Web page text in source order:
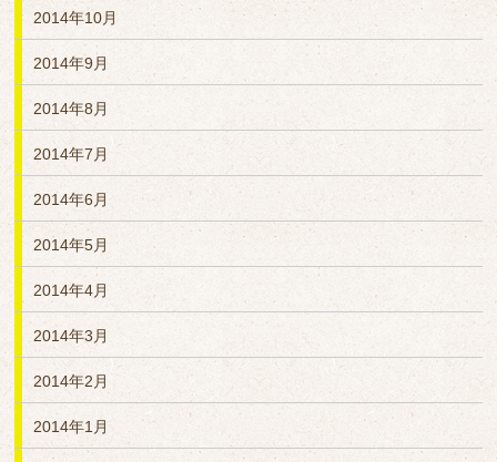
2014年10月
2014年9月
2014年8月
2014年7月
2014年6月
2014年5月
2014年4月
2014年3月
2014年2月
2014年1月